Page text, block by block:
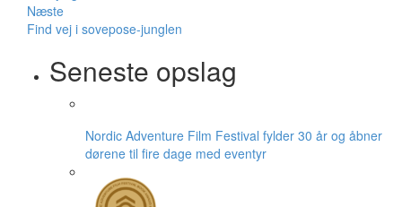
Næste
Find vej i sovepose-junglen
Seneste opslag
Nordic Adventure Film Festival fylder 30 år og åbner
dørene til fire dage med eventyr